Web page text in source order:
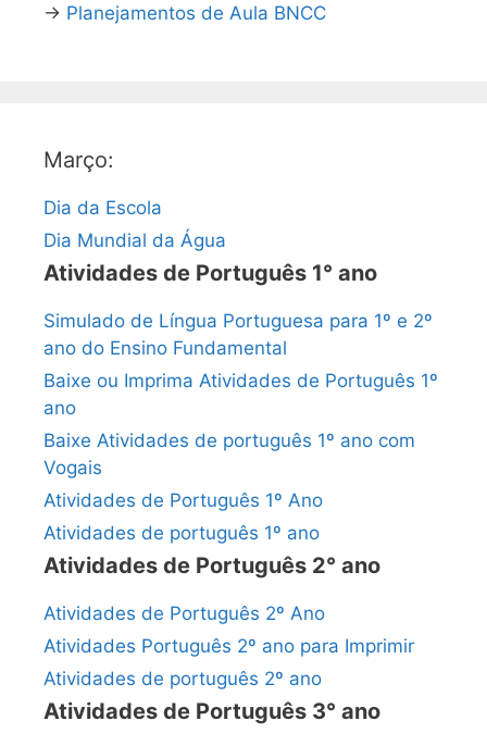
→ Planejamentos de Aula BNCC
Março:
Dia da Escola
Dia Mundial da Água
Atividades de Português 1° ano
Simulado de Língua Portuguesa para 1º e 2º
ano do Ensino Fundamental
Baixe ou Imprima Atividades de Português 1º
ano
Baixe Atividades de português 1º ano com
Vogais
Atividades de Português 1º Ano
Atividades de português 1º ano
Atividades de Português 2° ano
Atividades de Português 2º Ano
Atividades Português 2º ano para Imprimir
Atividades de português 2º ano
Atividades de Português 3° ano